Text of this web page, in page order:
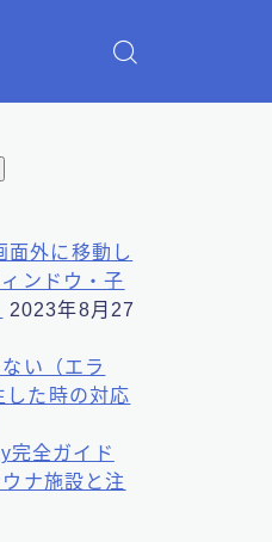
外に移動し
ンドウ・子
2023年8月27
い（エラ
た時の対応
完全ガイド
ナ施設と注